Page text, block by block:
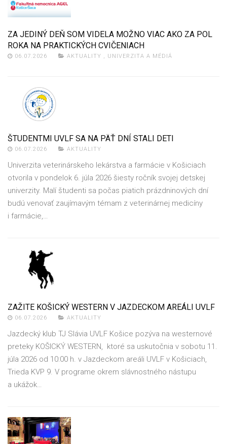
ZA JEDINÝ DEŇ SOM VIDELA MOŽNO VIAC AKO ZA POL
ROKA NA PRAKTICKÝCH CVIČENIACH
06.07.2026 AKTUALITY , UNIVERZITA A MÉDIÁ
ŠTUDENTMI UVLF SA NA PÄŤ DNÍ STALI DETI
06.07.2026 AKTUALITY
Univerzita veterinárskeho lekárstva a farmácie v Košiciach
otvorila v pondelok 6. júla 2026 šiesty ročník svojej detskej
univerzity. Malí študenti sa počas piatich prázdninových dní
budú venovať zaujímavým témam z veterinárnej medicíny
i farmácie,…
ZAŽITE KOŠICKÝ WESTERN V JAZDECKOM AREÁLI UVLF
06.07.2026 AKTUALITY
Jazdecký klub TJ Slávia UVLF Košice pozýva na westernové
preteky KOŠICKÝ WESTERN, ktoré sa uskutočnia v sobotu 11.
júla 2026 od 10:00 h. v Jazdeckom areáli UVLF v Košiciach,
Trieda KVP 9. V programe okrem slávnostného nástupu
a ukážok…